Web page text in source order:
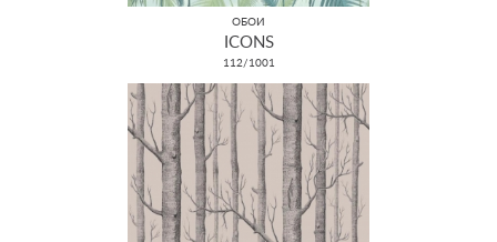
ОБОИ
ICONS
112/1001